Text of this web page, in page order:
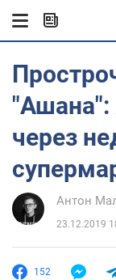
"Ашана":
через
Антон
23.12.2019
152